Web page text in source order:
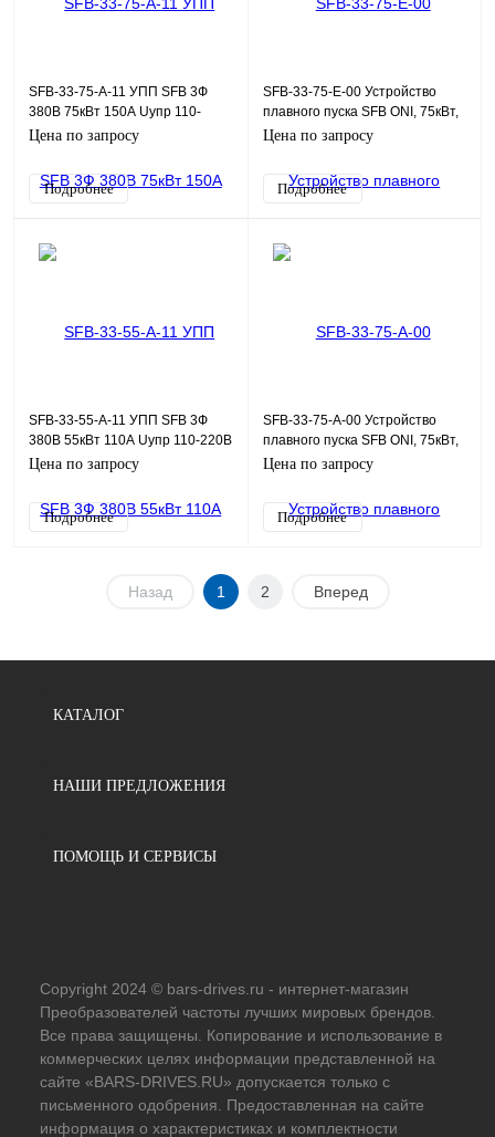
SFB-33-75-A-11 УПП SFB 3Ф
380В 75кВт 150А Uупр 110-
220В Modbus с выкл. ONI
Цена по запросу
Подробнее
SFB-33-75-E-00 Устройство
плавного пуска SFB ONI, 75кВт,
380В, 24Uупр
Цена по запросу
Подробнее
SFB-33-55-A-11 УПП SFB 3Ф
380В 55кВт 110А Uупр 110-220В
Modbus с выкл. ONI
Цена по запросу
Подробнее
SFB-33-75-A-00 Устройство
плавного пуска SFB ONI, 75кВт,
380В, 110-220Uупр
Цена по запросу
Подробнее
Назад 1 2 Вперед
КАТАЛОГ
НАШИ ПРЕДЛОЖЕНИЯ
ПОМОЩЬ И СЕРВИСЫ
Copyright 2024 © bars-drives.ru - интернет-магазин
Преобразователей частоты лучших мировых брендов.
Все права защищены. Копирование и использование в
коммерческих целях информации представленной на
сайте «BARS-DRIVES.RU» допускается только с
письменного одобрения. Предоставленная на сайте
информация о характеристиках и комплектности